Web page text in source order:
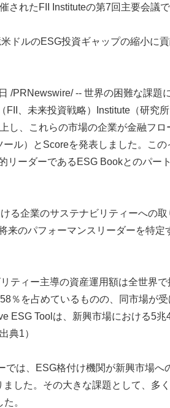
されたFII Instituteの第7回主要会議
ドルのESG投資ギャップの縮小に
/PRNewswire/ -- 世界の困難な課題
、未来投資戦略）Institute（研究
し、これらの市場の企業が金融フロ
ル）とScoreを発表しました。この
リーダーであるESG Bookとのパー
る企業のサステナビリティーへの
来のパフォーマンスリーダーを特定
ティー主導の資産運用額は全世界で
％を占めているものの、同市場が
ESG Toolは、新興市場における5兆
典1）
では、ESG格付け機関が新興市場へ
した。その大きな課題として、多
。